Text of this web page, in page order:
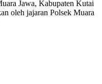
Jawa, Kabupaten Kutai
oleh jajaran Polsek Muara